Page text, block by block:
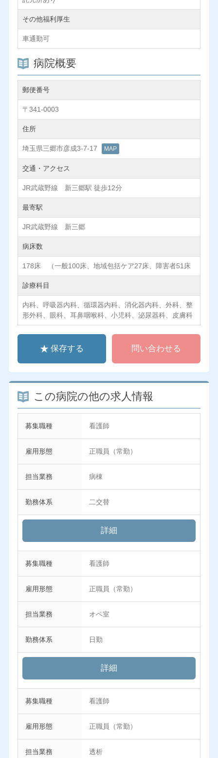
その他福利厚生
車通勤可
病院概要
郵便番号
〒341-0003
住所
埼玉県三郷市彦成3-7-17 MAP
交通・アクセス
JR武蔵野線 新三郷駅 徒歩12分
最寄駅
JR武蔵野線 新三郷
病床数
178床 （一般100床、地域包括ケア27床、障害者51床
診療科目
内科、呼吸器内科、循環器内科、消化器内科、外科、整
形外科、眼科、耳鼻咽喉科、小児科、泌尿器科、皮膚科
保存する 問い合わせる
この病院の他の求人情報
募集職種 看護師
雇用形態 正職員（常勤）
担当業務 病棟
勤務体系 二交替
詳細
募集職種 看護師
雇用形態 正職員（常勤）
担当業務 オペ室
勤務体系 日勤
詳細
募集職種 看護師
雇用形態 正職員（常勤）
担当業務 透析